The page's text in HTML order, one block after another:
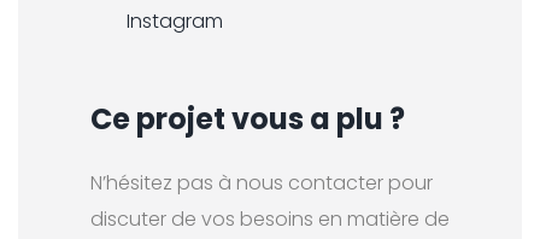
Instagram
Ce projet vous a plu ?
N’hésitez pas à nous contacter pour
discuter de vos besoins en matière de